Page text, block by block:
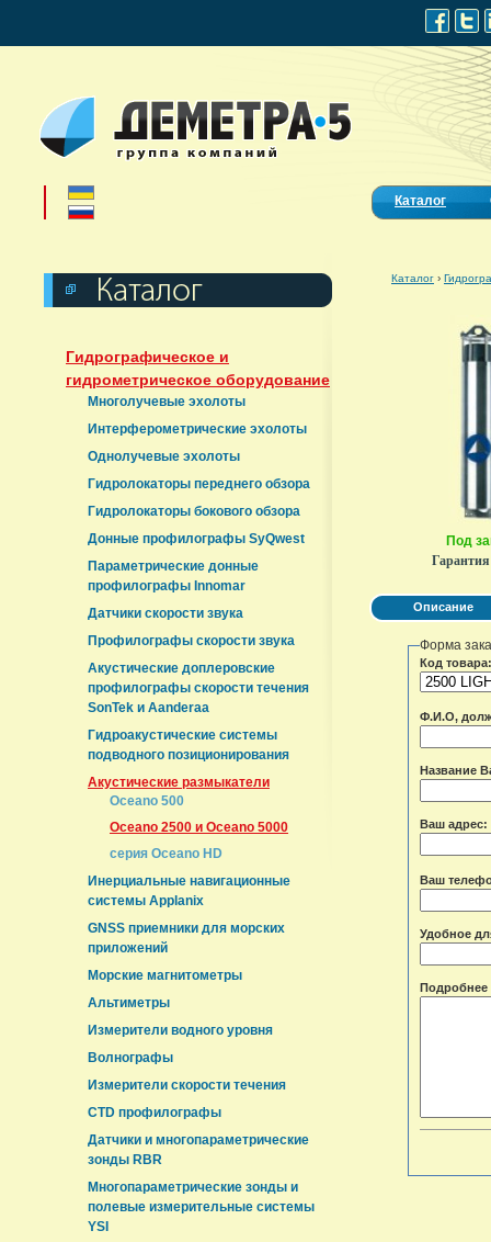
Каталог
Гидрографическое и
гидрометрическое оборудование
Многолучевые эхолоты
Интерферометрические эхолоты
Однолучевые эхолоты
Гидролокаторы переднего обзора
Гидролокаторы бокового обзора
Донные профилографы SyQwest
Параметрические донные
профилографы Innomar
Датчики скорости звука
Профилографы скорости звука
Акустические доплеровские
профилографы скорости течения
SonTek и Aanderaa
Гидроакустические системы
подводного позиционирования
Акустические размыкатели
Oceano 500
Oceano 2500 и Oceano 5000
серия Oceano HD
Инерциальные навигационные
системы Applanix
GNSS приемники для морских
приложений
Морские магнитометры
Альтиметры
Измерители водного уровня
Волнографы
Измерители скорости течения
CTD профилографы
Датчики и многопараметрические
зонды RBR
Многопараметрические зонды и
полевые измерительные системы
YSI
Каталог ›
Под
Описание
Форма
Код товара:
Ф.И.О,
Название
Ваш адрес:
Ваш
Удобное
Подробнее